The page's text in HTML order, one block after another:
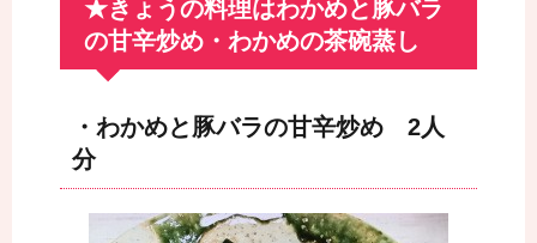
★きょうの料理はわかめと豚バラ
の甘辛炒め・わかめの茶碗蒸し
・わかめと豚バラの甘辛炒め 2人
分